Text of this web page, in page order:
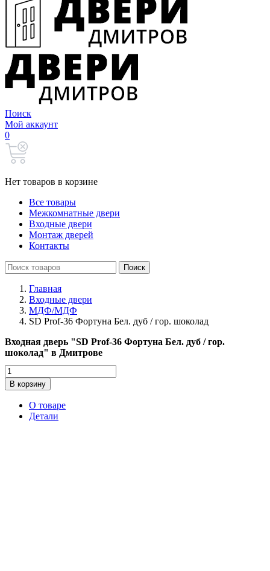
Поиск
Мой аккаунт
0
Нет товаров в корзине
Все товары
Межкомнатные двери
Входные двери
Монтаж дверей
Контакты
Search
for:
Поиск
Главная
Входные двери
МДФ/МДФ
SD Prof-36 Фортуна Бел. дуб / гор. шоколад
Входная дверь "SD Prof-36 Фортуна Бел. дуб / гор.
шоколад" в Дмитрове
Количество
товара
SD
Prof-
Фортуна
В корзину
О товаре
Детали